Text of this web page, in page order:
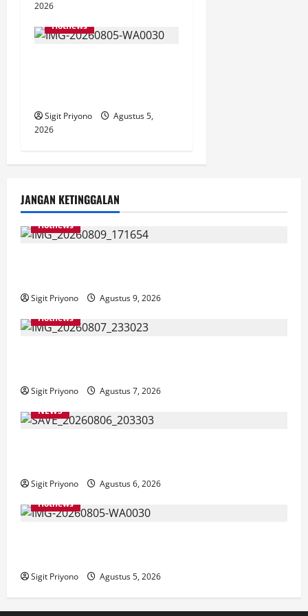
2026
Hotnews
Sigit Priyono
Agustus 5,
2026
JANGAN KETINGGALAN
Hotnews
Sigit Priyono
Agustus 9, 2026
Hotnews
Sigit Priyono
Agustus 7, 2026
NEWS
Sigit Priyono
Agustus 6, 2026
Hotnews
Sigit Priyono Agustus 5, 2026